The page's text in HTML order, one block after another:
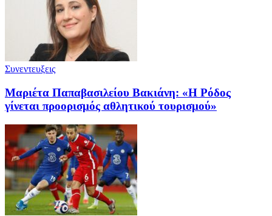
Συνεντευξεις
Μαριέτα Παπαβασιλείου Βακιάνη: «Η Ρόδος
γίνεται προορισμός αθλητικού τουρισμού»